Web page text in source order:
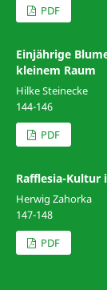
PDF
Einjährige
kleinem Raum
Hilke Steinecke
144-146
PDF
Rafflesia-Kultur
Herwig Zahorka
147-148
PDF